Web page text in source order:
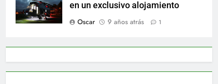
en un exclusivo alojamiento
Oscar
9 años atrás 1